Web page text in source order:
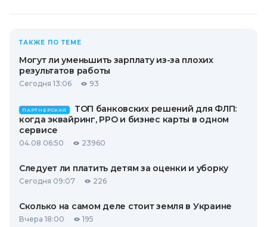
ТАКЖЕ ПО ТЕМЕ
Могут ли уменьшить зарплату из-за плохих
результатов работы
Сегодня 13:06 93
ПАРТНЕРСКАЯ
ТОП банковских решений для ФЛП:
когда эквайринг, РРО и бизнес карты в одном
сервисе
04.08 06:50 23960
Следует ли платить детям за оценки и уборку
Сегодня 09:07 226
Сколько на самом деле стоит земля в Украине
Вчера 18:00 195